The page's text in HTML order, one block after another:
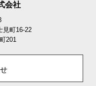
会社
見町16-22
201